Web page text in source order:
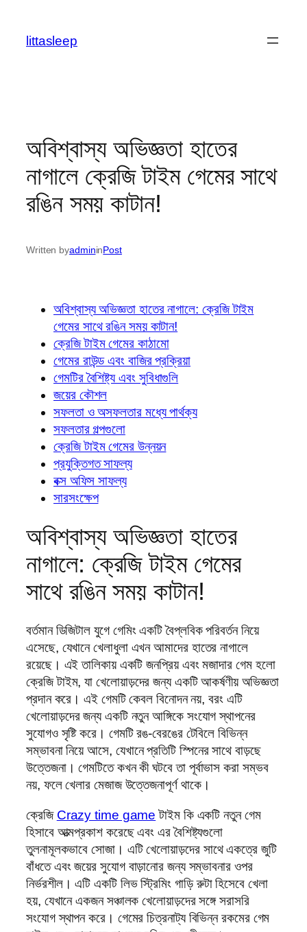
littasleep
অবিশ্বাস্য অভিজ্ঞতা হাতের
নাগালে ক্রেজি টাইম গেমের সাথে
রঙিন সময় কাটান!
Written byadmininPost
অবিশ্বাস্য অভিজ্ঞতা হাতের নাগালে: ক্রেজি টাইম
গেমের সাথে রঙিন সময় কাটান!
ক্রেজি টাইম গেমের কাঠামো
গেমের রাউন্ড এবং বাজির প্রক্রিয়া
গেমটির বৈশিষ্ট্য এবং সুবিধাগুলি
জয়ের কৌশল
সফলতা ও অসফলতার মধ্যে পার্থক্য
সফলতার গল্পগুলো
ক্রেজি টাইম গেমের উন্নয়ন
প্রযুক্তিগত সাফল্য
বক্স অফিস সাফল্য
সারসংক্ষেপ
অবিশ্বাস্য অভিজ্ঞতা হাতের
নাগালে: ক্রেজি টাইম গেমের
সাথে রঙিন সময় কাটান!
বর্তমান ডিজিটাল যুগে গেমিং একটি বৈপ্লবিক পরিবর্তন নিয়ে
এসেছে, যেখানে খেলাধুলা এখন আমাদের হাতের নাগালে
রয়েছে। এই তালিকায় একটি জনপ্রিয় এবং মজাদার গেম হলো
ক্রেজি টাইম, যা খেলোয়াড়দের জন্য একটি আকর্ষণীয় অভিজ্ঞতা
প্রদান করে। এই গেমটি কেবল বিনোদন নয়, বরং এটি
খেলোয়াড়দের জন্য একটি নতুন আঙ্গিকে সংযোগ স্থাপনের
সুযোগও সৃষ্টি করে। গেমটি রঙ-বেরঙের টেবিলে বিভিন্ন
সম্ভাবনা নিয়ে আসে, যেখানে প্রতিটি স্পিনের সাথে বাড়ছে
উত্তেজনা। গেমটিতে কখন কী ঘটবে তা পূর্বাভাস করা সম্ভব
নয়, ফলে খেলার মেজাজ উত্তেজনাপূর্ণ থাকে।
ক্রেজি Crazy time game টাইম কি একটি নতুন গেম
হিসাবে আত্মপ্রকাশ করেছে এবং এর বৈশিষ্ট্যগুলো
তুলনামূলকভাবে সোজা। এটি খেলোয়াড়দের সাথে একত্রে জুটি
বাঁধতে এবং জয়ের সুযোগ বাড়ানোর জন্য সম্ভাবনার ওপর
নির্ভরশীল। এটি একটি লিভ স্ট্রিমিং গাড়ি রুটা হিসেবে খেলা
হয়, যেখানে একজন সঞ্চালক খেলোয়াড়দের সঙ্গে সরাসরি
সংযোগ স্থাপন করে। গেমের চিত্রনাট্য বিভিন্ন রকমের গেম